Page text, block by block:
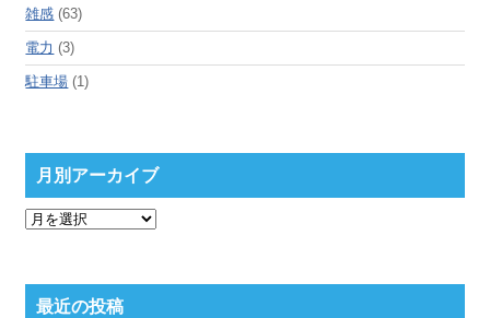
雑感 (63)
電力 (3)
駐車場 (1)
月別アーカイブ
月
ー
カ最近の投稿